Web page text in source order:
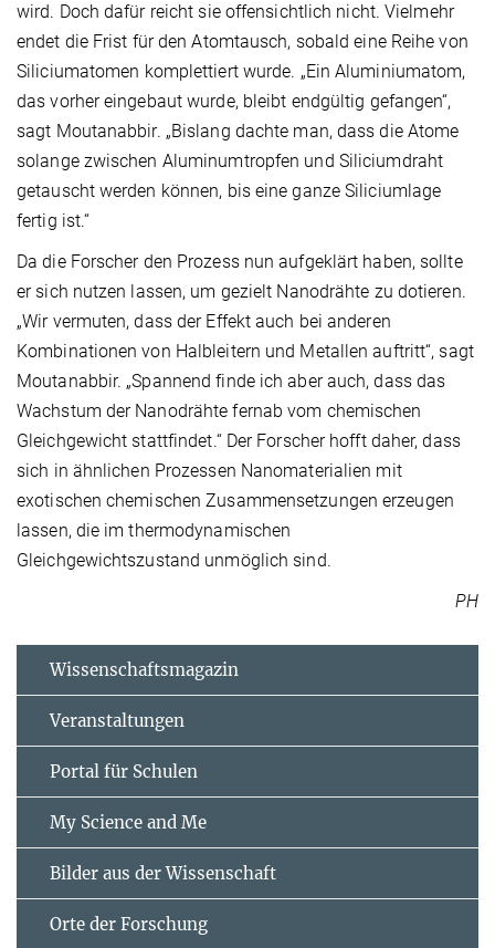
wird. Doch dafür reicht sie offensichtlich nicht. Vielmehr
endet die Frist für den Atomtausch, sobald eine Reihe von
Siliciumatomen komplettiert wurde. „Ein Aluminiumatom,
das vorher eingebaut wurde, bleibt endgültig gefangen“,
sagt Moutanabbir. „Bislang dachte man, dass die Atome
solange zwischen Aluminumtropfen und Siliciumdraht
getauscht werden können, bis eine ganze Siliciumlage
fertig ist.“
Da die Forscher den Prozess nun aufgeklärt haben, sollte
er sich nutzen lassen, um gezielt Nanodrähte zu dotieren.
„Wir vermuten, dass der Effekt auch bei anderen
Kombinationen von Halbleitern und Metallen auftritt“, sagt
Moutanabbir. „Spannend finde ich aber auch, dass das
Wachstum der Nanodrähte fernab vom chemischen
Gleichgewicht stattfindet.“ Der Forscher hofft daher, dass
sich in ähnlichen Prozessen Nanomaterialien mit
exotischen chemischen Zusammensetzungen erzeugen
lassen, die im thermodynamischen
Gleichgewichtszustand unmöglich sind.
PH
Wissenschaftsmagazin
Veranstaltungen
Portal für Schulen
My Science and Me
Bilder aus der Wissenschaft
Orte der Forschung